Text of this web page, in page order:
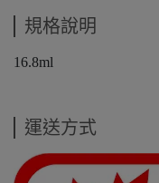
規格說明
16.8ml
運送方式